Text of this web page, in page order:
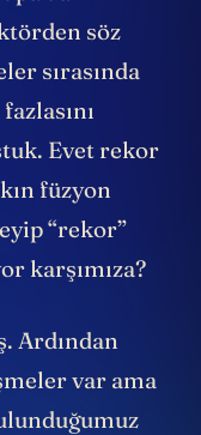
söz
sırasında
Evet rekor
füzyon
“rekor”
karşımıza?
Ardından
var ama